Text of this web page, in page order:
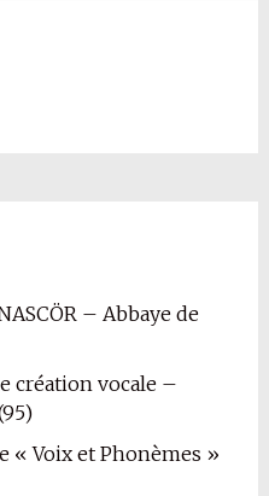
– Abbaye de
création vocale –
« Voix et Phonèmes »